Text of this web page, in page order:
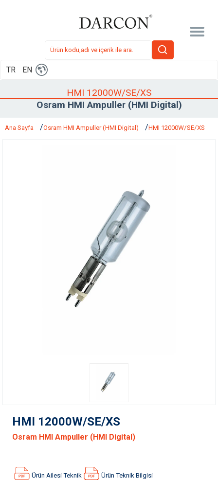
TR EN
HMI 12000W/SE/XS
Osram HMI Ampuller (HMI Digital)
Ana Sayfa Osram HMI Ampuller (HMI Digital) HMI 12000W/SE/XS
HMI 12000W/SE/XS
Osram HMI Ampuller (HMI Digital)
Ürün Ailesi Teknik Ürün Teknik Bilgisi